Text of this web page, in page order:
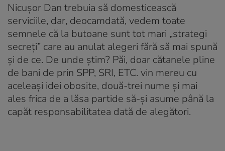
Nicușor Dan trebuia să domesticească
serviciile, dar, deocamdată, vedem toate
semnele că la butoane sunt tot mari „strategi
secreți” care au anulat alegeri fără să mai spună
și de ce. De unde știm? Păi, doar cătanele pline
de bani de prin SPP, SRI, ETC. vin mereu cu
aceleași idei obosite, două-trei nume și mai
ales frica de a lăsa partide să-și asume până la
capăt responsabilitatea dată de alegători.